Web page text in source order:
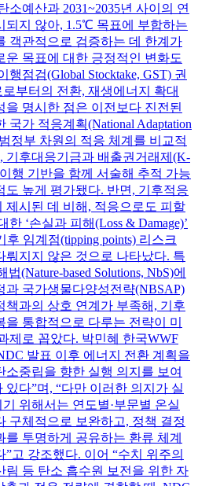
소예산과 2031~2035년 사이의 연
되지 않아, 1.5℃ 목표에 부합하는
객관적으로 검증하는 데 한계가
운 목표에 대한 긍정적인 변화도
점검(Global Stocktake, GST) 권
부터의 전환, 재생에너지 확대
을 명시한 점은 이전보다 진전된
국가 적응계획(National Adaptation
정부 차원의 적응 체계를 비교적
기후대응기금과 배출권거래제(K-
행 기반을 함께 서술해 추적 가능
도 높게 평가됐다. 반면, 기후적응
제시된 데 비해, 적응으로도 피할
‘손실과 피해(Loss & Damage)’
후 임계점(tipping points) 리스크
뤄지지 않은 것으로 나타났다. 특
(Nature-based Solutions, NbS)에
과 국가생물다양성전략(NBSAP)
책과의 상호 연계가 부족해, 기후
통합적으로 다루는 전략이 미
제로 꼽았다. 박민혜 한국WWF
발표 이후 에너지 전환 계획을
소중립을 향한 실행 의지를 보여
다”며, “다만 이러한 의지가 실
위해서는 연도별·부문별 온실
구체적으로 보완하고, 정책 결정
투명하게 공유하는 환류 체계
고 강조했다. 이어 “수치 위주의
림 등 탄소 흡수원 보전을 위한 자